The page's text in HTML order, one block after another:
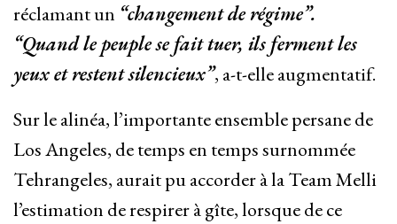
réclamant un “changement de régime”.
“Quand le peuple se fait tuer, ils ferment les
yeux et restent silencieux”, a-t-elle augmentatif.
Sur le alinéa, l’importante ensemble persane de
Los Angeles, de temps en temps surnommée
Tehrangeles, aurait pu accorder à la Team Melli
l’estimation de respirer à gîte, lorsque de ce